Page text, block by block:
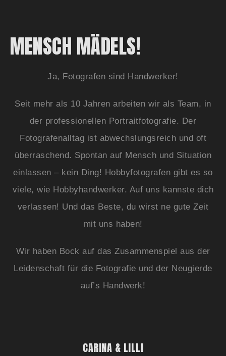
MENSCH MÄDELS!
Ja, Fotografen sind Handwerker!
Seit mehr als 10 Jahren arbeiten wir als Team, in
der professionellen Portraitfotografie. Der
Fotografenalltag ist abwechslungsreich und oft
überraschend. Spontan auf Mensch und Situation
einlassen – kein Ding! Hobbyfotografen gibt es so
viele, wie Hobbyhandwerker. Auf uns kannste dich
verlassen! Und das Beste, du wirst ne gute Zeit
mit uns haben!
Wir haben Bock auf das Zusammenspiel aus der
Leidenschaft für die Fotografie und der Neugierde
auf’s Handwerk!
CARINA & LILLI